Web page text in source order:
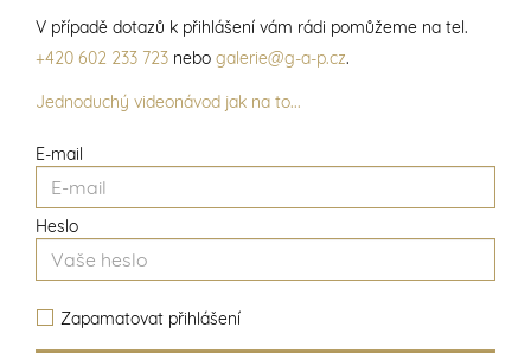
E-mail
Heslo
Zapamatovat přihlášení
V případě dotazů k přihlášení vám rádi pomůžeme na tel.
+420 602 233 723 nebo galerie@g-a-p.cz.
Jednoduchý videonávod jak na to...